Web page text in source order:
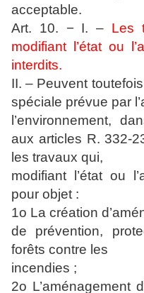
acceptable.
Art. 10. − I. – Les
modifiant l’état ou
interdits.
II. – Peuvent
spéciale prévue par
l’environnement,
aux articles R. 332-
les travaux qui,
modifiant l’état ou
pour objet :
1o La création
de prévention,
forêts contre les
incendies ;
2o L’aménagement